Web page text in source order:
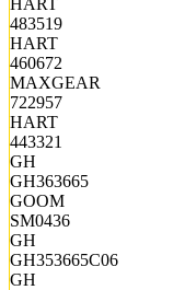
483519
HART
460672
MAXGEAR
722957
HART
443321
GH
GH363665
GOOM
SM0436
GH
GH353665C06
GH